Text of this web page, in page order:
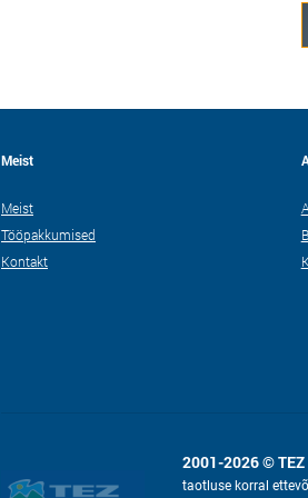
Meist
Meist
Tööpakkumised
Kontakt
2001-2026 © TEZ
taotluse korral